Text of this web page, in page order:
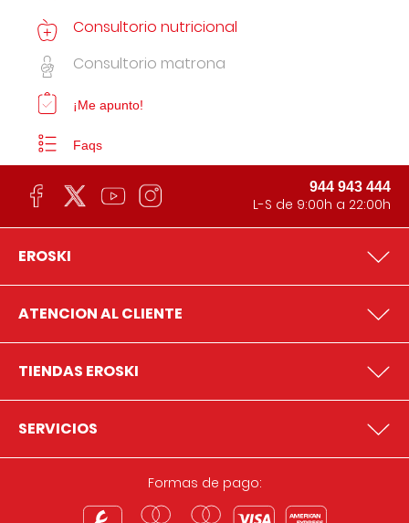
Consultorio nutricional
Consultorio matrona
¡Me apunto!
Faqs
944 943 444
L-S de 9:00h a 22:00h
EROSKI
ATENCION AL CLIENTE
TIENDAS EROSKI
SERVICIOS
Formas de pago: